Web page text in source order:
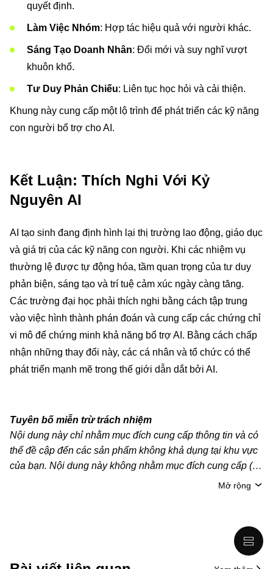
quyết định.
Làm Việc Nhóm: Hợp tác hiệu quả với người khác.
Sáng Tạo Doanh Nhân: Đổi mới và suy nghĩ vượt
khuôn khổ.
Tư Duy Phản Chiếu: Liên tục học hỏi và cải thiện.
Khung này cung cấp một lộ trình để phát triển các kỹ năng
con người bổ trợ cho AI.
Kết Luận: Thích Nghi Với Kỷ
Nguyên AI
AI tạo sinh đang định hình lại thị trường lao động, giáo dục
và giá trị của các kỹ năng con người. Khi các nhiệm vụ
thường lệ được tự động hóa, tầm quan trọng của tư duy
phản biện, sáng tạo và trí tuệ cảm xúc ngày càng tăng.
Các trường đại học phải thích nghi bằng cách tập trung
vào việc hình thành phán đoán và cung cấp các chứng chỉ
vi mô để chứng minh khả năng bổ trợ AI. Bằng cách chấp
nhận những thay đổi này, các cá nhân và tổ chức có thể
phát triển mạnh mẽ trong thế giới dẫn dắt bởi AI.
Tuyên bố miễn trừ trách nhiệm
Nội dung này chỉ nhằm mục đích cung cấp thông tin và có
thể đề cập đến các sản phẩm không khả dụng tại khu vực
của bạn. Nội dung này không nhằm mục đích cung cấp (i)
lời khuyên hoặc khuyến nghị đầu tư; (ii) đề nghị hoặc chào
sản kỹ thuật số/crypto, bao gồm cả stablecoin, có mức độ
rủi ro cao và có thể biến động mạnh. Bạn nên cân nhắc kỹ
xem việc giao dịch hoặc nắm giữ crypto/tài sản kỹ thuật số
Mở rộng